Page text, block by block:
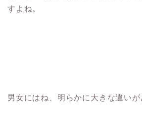
すよね。
男女にはね、明らかに大きな違いが